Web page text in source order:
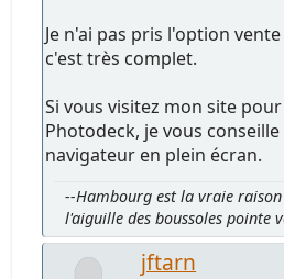
Je n'ai pas pris l'option
c'est très complet.
Si vous visitez mon site
Photodeck, je vous
navigateur en plein écran.
--Hambourg est la vraie
l'aiguille des boussoles pointe
jftarn